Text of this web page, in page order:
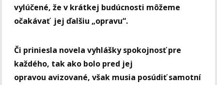
vylúčené, že v krátkej budúcnosti môžeme
očakávať jej ďalšiu „opravu“.
Či priniesla novela vyhlášky spokojnosť pre
každého, tak ako bolo pred jej
opravou avizované, však musia posúdiť samotní